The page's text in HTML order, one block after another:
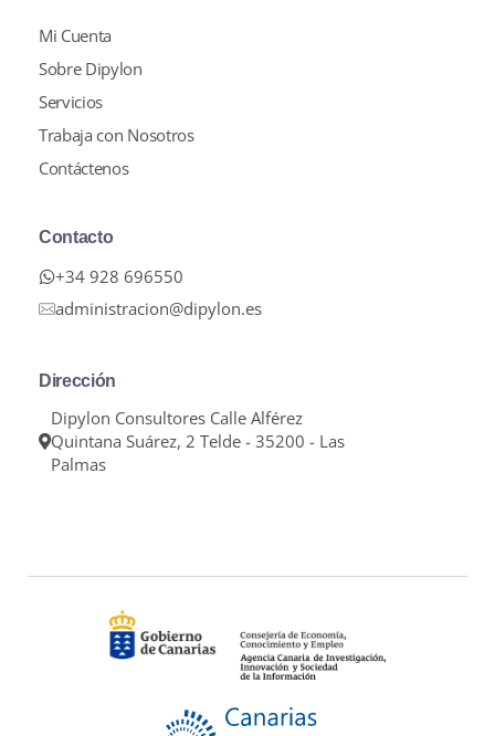
Mi Cuenta
Sobre Dipylon
Servicios
Trabaja con Nosotros
Contáctenos
Contacto
+34 928 696550
administracion@dipylon.es
Dirección
Dipylon Consultores Calle Alférez
Quintana Suárez, 2 Telde - 35200 - Las
Palmas